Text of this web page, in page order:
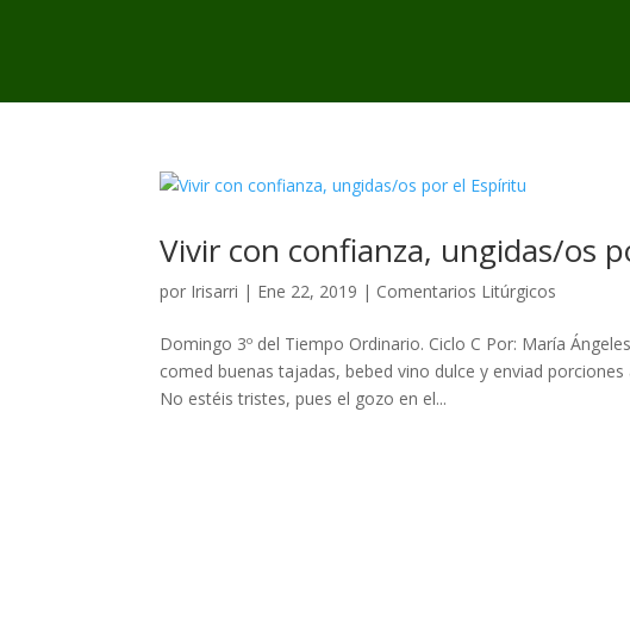
Vivir con confianza, ungidas/os
por Irisarri | Ene 22, 2019 | Comentarios Litúrgicos
Domingo 3º del Tiempo Ordinario. Ciclo C Por: María
comed buenas tajadas, bebed vino dulce y enviad
No estéis tristes, pues el gozo en el...